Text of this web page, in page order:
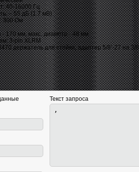
40-16000 Гц
– 55 дБ (1.7 мВ)
300 Ом
мм, макс. диаметр - 48 мм
3-pin XLRМ
держатель для стойки; адаптер 5/8‛-27 на 3/
Текст запроса